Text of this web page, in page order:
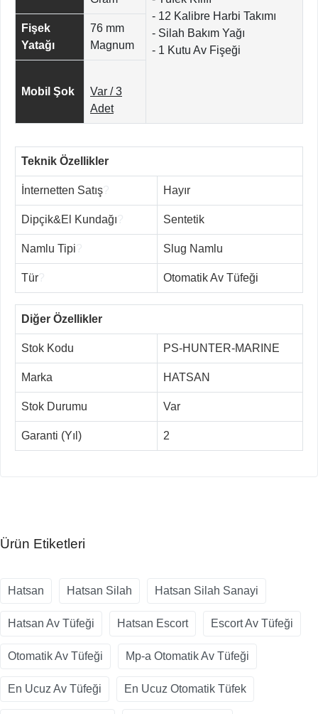
- 12 Kalibre Harbi Takımı
- Silah Bakım Yağı
- 1 Kutu Av Fişeği
Fişek
Yatağı
76 mm
Magnum
Mobil Şok
Var / 3
Adet
Teknik Özellikler
İnternetten Satış Hayır
Dipçik&El Kundağı Sentetik
Namlu Tipi Slug Namlu
Tür Otomatik Av Tüfeği
Diğer Özellikler
Stok Kodu PS-HUNTER-MARINE
Marka HATSAN
Stok Durumu Var
Garanti (Yıl) 2
Ürün Etiketleri
Hatsan Hatsan Silah Hatsan Silah Sanayi
Hatsan Av Tüfeği Hatsan Escort Escort Av Tüfeği
Otomatik Av Tüfeği Mp-a Otomatik Av Tüfeği
En Ucuz Av Tüfeği En Ucuz Otomatik Tüfek